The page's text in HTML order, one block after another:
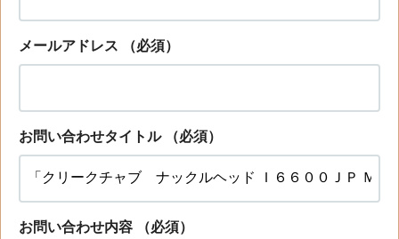
メールアドレス （必須）
お問い合わせタイトル （必須）
お問い合わせ内容 （必須）